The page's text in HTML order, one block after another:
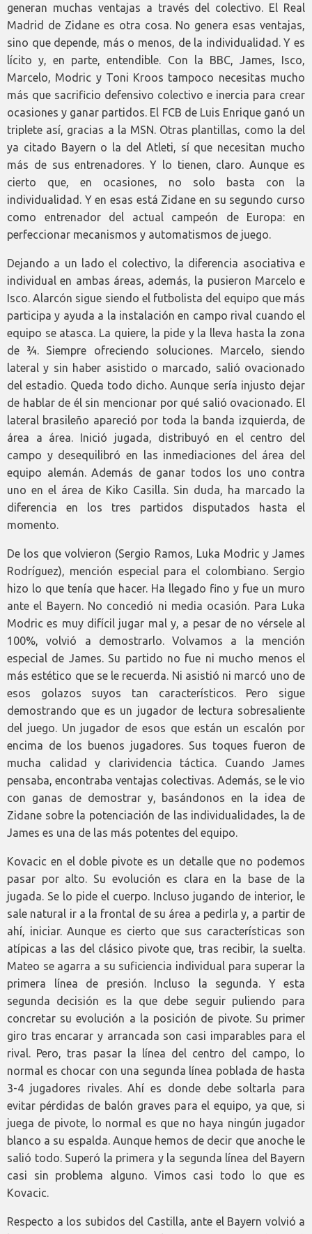
generan muchas ventajas a través del colectivo. El Real
Madrid de Zidane es otra cosa. No genera esas ventajas,
sino que depende, más o menos, de la individualidad. Y es
lícito y, en parte, entendible. Con la BBC, James, Isco,
Marcelo, Modric y Toni Kroos tampoco necesitas mucho
más que sacrificio defensivo colectivo e inercia para crear
ocasiones y ganar partidos. El FCB de Luis Enrique ganó un
triplete así, gracias a la MSN. Otras plantillas, como la del
ya citado Bayern o la del Atleti, sí que necesitan mucho
más de sus entrenadores. Y lo tienen, claro. Aunque es
cierto que, en ocasiones, no solo basta con la
individualidad. Y en esas está Zidane en su segundo curso
como entrenador del actual campeón de Europa: en
perfeccionar mecanismos y automatismos de juego.
Dejando a un lado el colectivo, la diferencia asociativa e
individual en ambas áreas, además, la pusieron Marcelo e
Isco. Alarcón sigue siendo el futbolista del equipo que más
participa y ayuda a la instalación en campo rival cuando el
equipo se atasca. La quiere, la pide y la lleva hasta la zona
de ¾. Siempre ofreciendo soluciones. Marcelo, siendo
lateral y sin haber asistido o marcado, salió ovacionado
del estadio. Queda todo dicho. Aunque sería injusto dejar
de hablar de él sin mencionar por qué salió ovacionado. El
lateral brasileño apareció por toda la banda izquierda, de
área a área. Inició jugada, distribuyó en el centro del
campo y desequilibró en las inmediaciones del área del
equipo alemán. Además de ganar todos los uno contra
uno en el área de Kiko Casilla. Sin duda, ha marcado la
diferencia en los tres partidos disputados hasta el
momento.
De los que volvieron (Sergio Ramos, Luka Modric y James
Rodríguez), mención especial para el colombiano. Sergio
hizo lo que tenía que hacer. Ha llegado fino y fue un muro
ante el Bayern. No concedió ni media ocasión. Para Luka
Modric es muy difícil jugar mal y, a pesar de no vérsele al
100%, volvió a demostrarlo. Volvamos a la mención
especial de James. Su partido no fue ni mucho menos el
más estético que se le recuerda. Ni asistió ni marcó uno de
esos golazos suyos tan característicos. Pero sigue
demostrando que es un jugador de lectura sobresaliente
del juego. Un jugador de esos que están un escalón por
encima de los buenos jugadores. Sus toques fueron de
mucha calidad y clarividencia táctica. Cuando James
pensaba, encontraba ventajas colectivas. Además, se le vio
con ganas de demostrar y, basándonos en la idea de
Zidane sobre la potenciación de las individualidades, la de
James es una de las más potentes del equipo.
Kovacic en el doble pivote es un detalle que no podemos
pasar por alto. Su evolución es clara en la base de la
jugada. Se lo pide el cuerpo. Incluso jugando de interior, le
sale natural ir a la frontal de su área a pedirla y, a partir de
ahí, iniciar. Aunque es cierto que sus características son
atípicas a las del clásico pivote que, tras recibir, la suelta.
Mateo se agarra a su suficiencia individual para superar la
primera línea de presión. Incluso la segunda. Y esta
segunda decisión es la que debe seguir puliendo para
concretar su evolución a la posición de pivote. Su primer
giro tras encarar y arrancada son casi imparables para el
rival. Pero, tras pasar la línea del centro del campo, lo
normal es chocar con una segunda línea poblada de hasta
3-4 jugadores rivales. Ahí es donde debe soltarla para
evitar pérdidas de balón graves para el equipo, ya que, si
juega de pivote, lo normal es que no haya ningún jugador
blanco a su espalda. Aunque hemos de decir que anoche le
salió todo. Superó la primera y la segunda línea del Bayern
casi sin problema alguno. Vimos casi todo lo que es
Kovacic.
Respecto a los subidos del Castilla, ante el Bayern volvió a